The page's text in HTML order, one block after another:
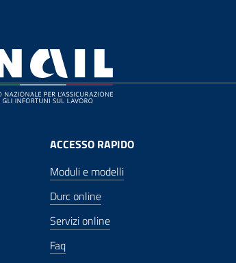
ACCESSO RAPIDO
Moduli e modelli
Durc online
Servizi online
Faq